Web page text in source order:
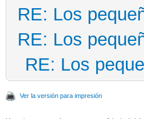
RE: Los
RE: Los
RE: Los
Ver la versión para impresión